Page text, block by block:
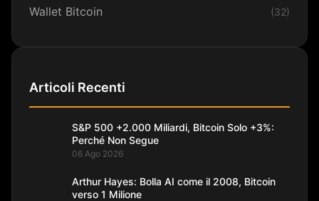
Wallet Bitcoin (32)
Articoli Recenti
S&P 500 +2.000 Miliardi, Bitcoin Solo +3%:
Perché Non Segue
06 Ago 2026
Arthur Hayes: Bolla AI come il 2008, Bitcoin
verso 1 Milione